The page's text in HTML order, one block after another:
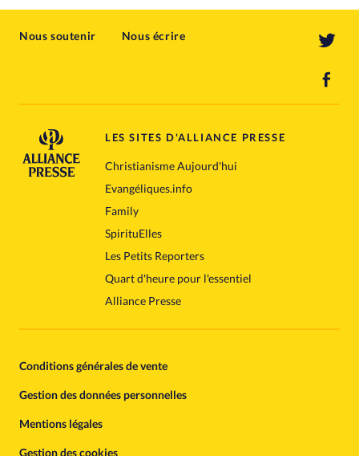
Nous soutenir Nous écrire
LES SITES D'ALLIANCE PRESSE
Christianisme Aujourd'hui
Evangéliques.info
Family
SpirituElles
Les Petits Reporters
Quart d'heure pour l'essentiel
Alliance Presse
Conditions générales de vente
Gestion des données personnelles
Mentions légales
Gestion des cookies